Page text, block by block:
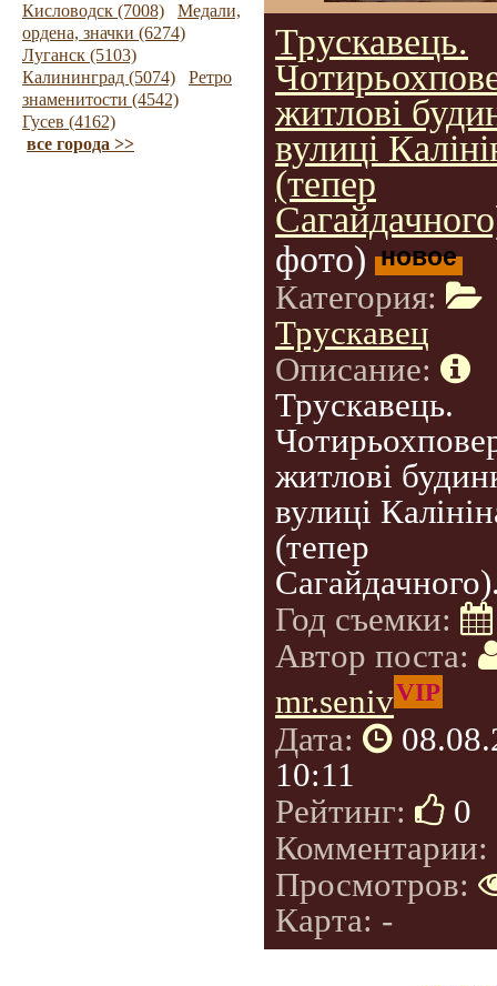
Кисловодск (7008)
Медали,
ордена, значки (6274)
Луганск (5103)
Калининград (5074)
Ретро
знаменитости (4542)
Гусев (4162)
все города >>
Трускавець.
житлові
вулиці
(тепер
фото) новое
Категория:
Трускавец
Описание:
Трускавець.
житлові
вулиці
(тепер
Год съемки:
Автор поста:
mr.senivVIP
Дата:
10:11
Рейтинг:
0
Комментарии:
Просмотров:
Карта: -